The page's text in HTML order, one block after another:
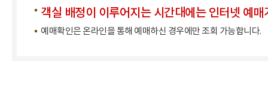
객실 배정이 이루어지는 시간대에는 인터넷 예
예매확인은 온라인을 통해 예매하신 경우에만 조회 가능합니다.